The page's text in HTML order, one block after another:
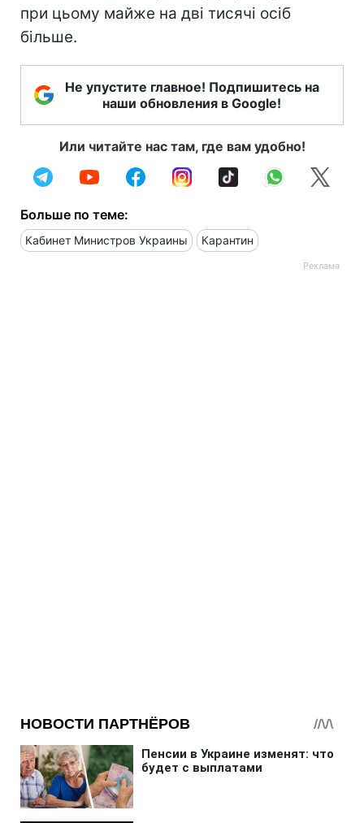
при цьому майже на дві тисячі осіб
більше.
Не упустите главное! Подпишитесь на
наши обновления в Google!
Или читайте нас там, где вам удобно!
Больше по теме:
Кабинет Министров Украины Карантин